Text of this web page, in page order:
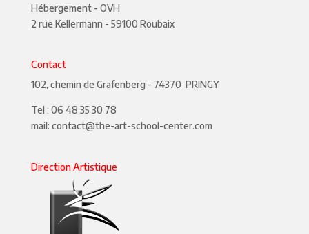
Hébergement - OVH
2 rue Kellermann - 59100 Roubaix
Contact
102, chemin de Grafenberg - 74370 PRINGY
Tel : 06 48 35 30 78
mail: contact@the-art-school-center.com
Direction Artistique